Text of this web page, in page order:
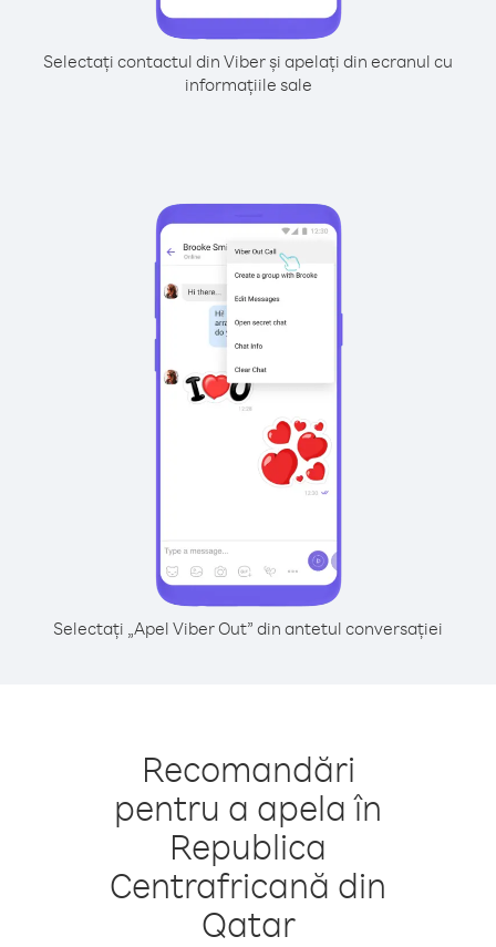
Selectați contactul din Viber și apelați din ecranul cu
informațiile sale
Selectați „Apel Viber Out” din antetul conversației
Recomandări
pentru a apela în
Republica
Centrafricană din
Qatar